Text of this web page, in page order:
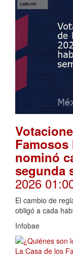
Famosos
nominó
segunda
2026
El cambio de
obligó a cada
Infobae